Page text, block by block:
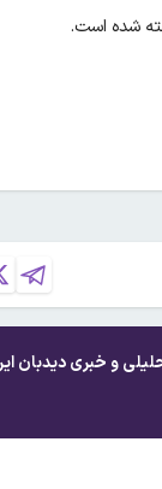
شده است.
و خبریدیدبان